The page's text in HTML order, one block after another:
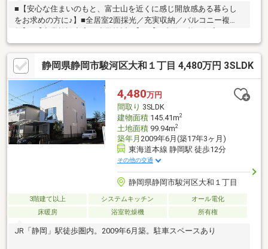
■【安心な住まいのもと、富士山を近くに感じ開放感ある暮らし
をお求めの方に♪】■全居室2面採光／充実収納／バルコニー複
数】■【商業施設充実／小学校近く】■【ご内覧可能／住宅ローン
のご相談無料】
静岡県静岡市駿河区大和１丁目 4,480万円 3SLDK
4,480万円
間取り 3SLDK
建物面積145.41m2
土地面積99.94m2
築年月 2009年6月(築17年3ヶ月)
東海道本線 静岡駅 徒歩12分
その他の交通
静岡県静岡市駿河区大和１丁目
3階建て以上 システムキッチン
オール電化
床暖房
浴室乾燥機 所有権
JR「静岡」駅徒歩圏内。2009年6月築。駐車スペースあり